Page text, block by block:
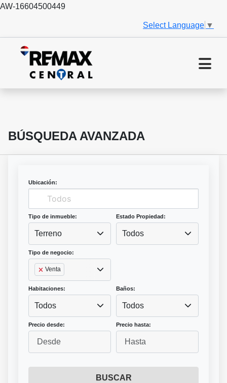
AW-16604500449
Select Language ▼
BÚSQUEDA AVANZADA
Ubicación:
Tipo de inmueble:
Terreno
Estado Propiedad:
Todos
Tipo de negocio:
Venta
Habitaciones:
Todos
Baños:
Todos
Precio desde: Precio hasta:
BUSCAR